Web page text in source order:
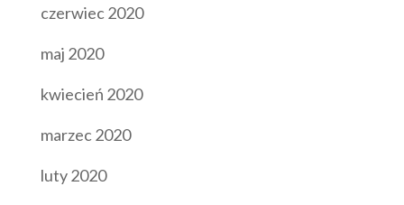
czerwiec 2020
maj 2020
kwiecień 2020
marzec 2020
luty 2020